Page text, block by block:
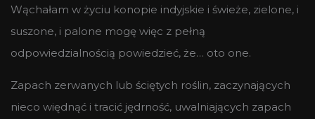
Wąchałam w życiu konopie indyjskie i świeże, zielone, i
suszone, i palone mogę więc z pełną
odpowiedzialnością powiedzieć, że… oto one.
Zapach zerwanych lub ściętych roślin, zaczynających
nieco więdnąć i tracić jędrność, uwalniających zapach